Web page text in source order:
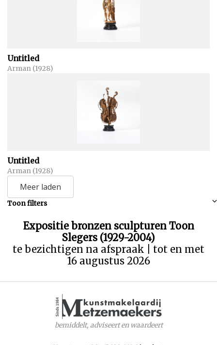
Toon filters
Untitled
Arman (1928)
Untitled
Arman (1928)
Meer laden
Expositie bronzen sculpturen Toon
Slegers (1929-2004)
te bezichtigen na afspraak | tot en met
16 augustus 2026
bemiddelt, adviseert en waardeert